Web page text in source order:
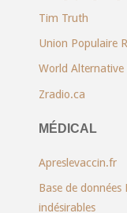
Tim Truth
Union Populaire
World Alternative
Zradio.ca
MÉDICAL
Apreslevaccin.fr
Base de données
indésirables